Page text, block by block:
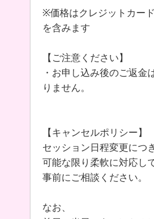
※価格はクレジットカー
を含みます
【ご注意ください】
・お申し込み後のご返金
りません。
【キャンセルポリシー】
セッション日程変更につ
可能な限り柔軟に対応し
事前にご相談ください。
なお、